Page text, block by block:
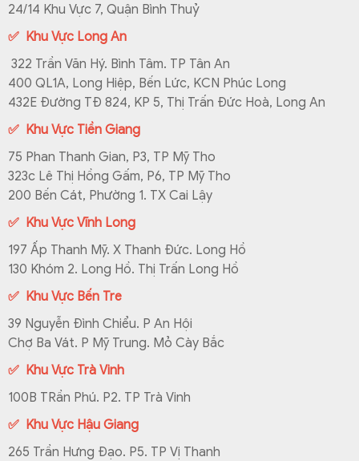
24/14 Khu Vực 7, Quận Bình Thuỷ
✅ Khu Vực Long An
322 Trần Văn Hý. Bình Tâm. TP Tân An
400 QL1A, Long Hiệp, Bến Lức, KCN Phúc Long
432E Đường TĐ 824, KP 5, Thị Trấn Đức Hoà, Long An
✅ Khu Vực Tiền Giang
75 Phan Thanh Gian, P3, TP Mỹ Tho
323c Lê Thị Hồng Gấm, P6, TP Mỹ Tho
200 Bến Cát, Phường 1. TX Cai Lậy
✅ Khu Vực Vĩnh Long
197 Ấp Thanh Mỹ. X Thanh Đức. Long Hồ
130 Khóm 2. Long Hồ. Thị Trấn Long Hồ
✅ Khu Vực Bến Tre
39 Nguyễn Đình Chiểu. P An Hội
Chợ Ba Vát. P Mỹ Trung. Mỏ Cày Bắc
✅ Khu Vực Trà Vinh
100B TRần Phú. P2. TP Trà Vinh
✅ Khu Vực Hậu Giang
265 Trần Hưng Đạo. P5. TP Vị Thanh